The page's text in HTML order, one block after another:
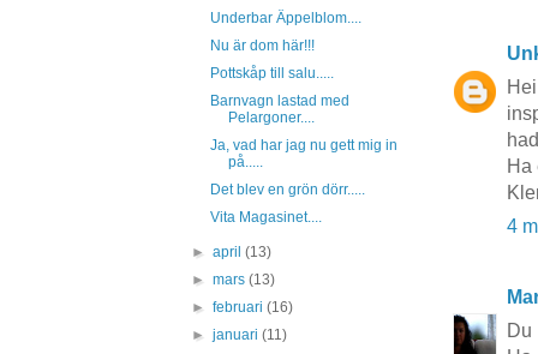
Ha
4
Du
Underbar Äppelblom....
Nu är dom här!!!
Pottskåp till salu.....
Barnvagn lastad med
Pelargoner....
Ja, vad har jag nu gett mig in
på.....
Det blev en grön dörr.....
Vita Magasinet....
►april(13)
►mars(13)
►februari(16)
►januari(11)